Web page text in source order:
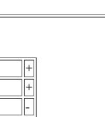
+
+
-